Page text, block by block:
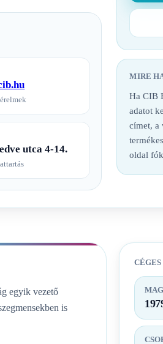
utca 4-14.
MIRE
Ha CIB
adatot
címet, a
oldal
egyik vezető
is